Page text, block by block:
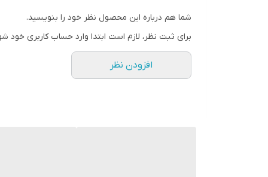
شما هم درباره این محصول نظر خود را بنویسید.
برای ثبت نظر، لازم است ابتدا وارد حساب کاربری خود
افزودن نظر